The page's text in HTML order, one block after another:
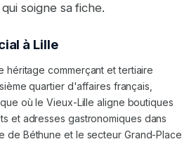
soigne sa fiche.
à Lille
héritage commerçant et tertiaire
quartier d'affaires français,
où le Vieux-Lille aligne boutiques
et adresses gastronomiques dans
de Béthune et le secteur Grand-Place